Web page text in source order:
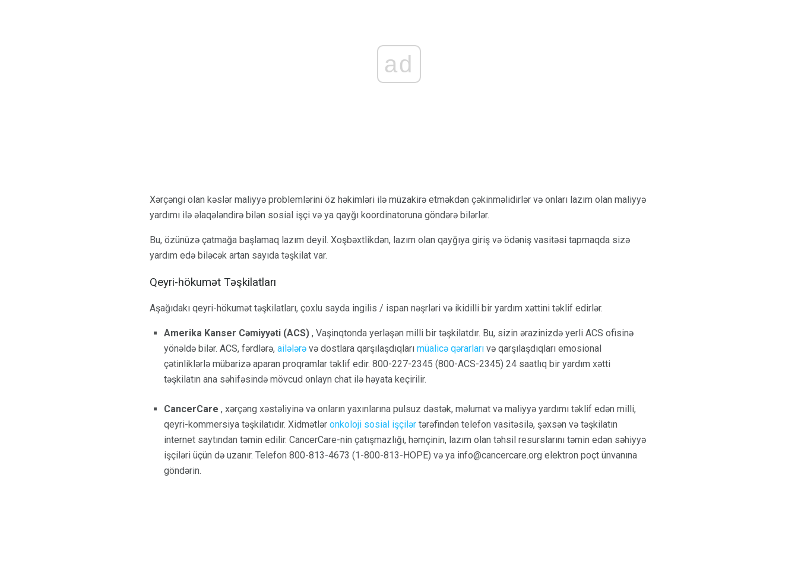
ad
Xərçəngi olan kəslər maliyyə problemlərini öz həkimləri ilə müzakirə etməkdən çəkinməlidirlər və onları lazım olan maliyyə
yardımı ilə əlaqələndirə bilən sosial işçi və ya qayğı koordinatoruna göndərə bilərlər.
Bu, özünüzə çatmağa başlamaq lazım deyil. Xoşbəxtlikdən, lazım olan qayğıya giriş və ödəniş vasitəsi tapmaqda sizə
yardım edə biləcək artan sayıda təşkilat var.
Qeyri-hökumət Təşkilatları
Aşağıdakı qeyri-hökumət təşkilatları, çoxlu sayda ingilis / ispan nəşrləri və ikidilli bir yardım xəttini təklif edirlər.
Amerika Kanser Cəmiyyəti (ACS) , Vaşinqtonda yerləşən milli bir təşkilatdır. Bu, sizin ərazinizdə yerli ACS ofisinə
yönəldə bilər. ACS, fərdlərə, ailələrə və dostlara qarşılaşdıqları müalicə qərarları və qarşılaşdıqları emosional
çətinliklərlə mübarizə aparan proqramlar təklif edir. 800-227-2345 (800-ACS-2345) 24 saatlıq bir yardım xətti
təşkilatın ana səhifəsində mövcud onlayn chat ilə həyata keçirilir.
CancerCare , xərçəng xəstəliyinə və onların yaxınlarına pulsuz dəstək, məlumat və maliyyə yardımı təklif edən milli,
qeyri-kommersiya təşkilatıdır. Xidmətlər onkoloji sosial işçilər tərəfindən telefon vasitəsilə, şəxsən və təşkilatın
internet saytından təmin edilir. CancerCare-nin çatışmazlığı, həmçinin, lazım olan təhsil resurslarını təmin edən səhiyyə
işçiləri üçün də uzanır. Telefon 800-813-4673 (1-800-813-HOPE) və ya info@cancercare.org elektron poçt ünvanına
göndərin.